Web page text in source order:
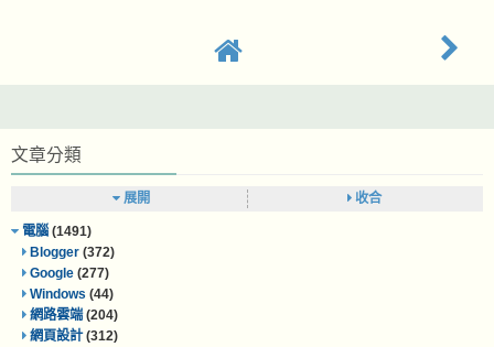
文章分類
展開 收合
電腦 (1491)
Blogger (372)
Google (277)
Windows (44)
網路雲端(204)
網頁設計(312)